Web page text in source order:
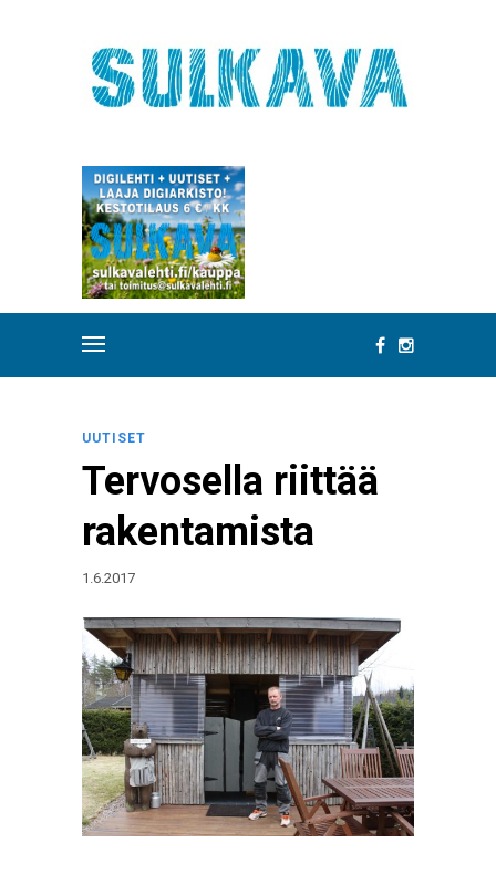
UUTISET
Tervosella riittää
rakentamista
1.6.2017